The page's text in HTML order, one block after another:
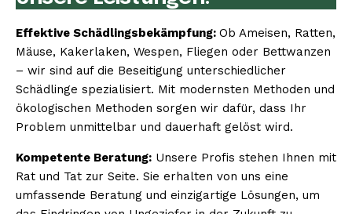
Effektive Schädlingsbekämpfung: Ob Ameisen, Ratten,
Mäuse, Kakerlaken, Wespen, Fliegen oder Bettwanzen
– wir sind auf die Beseitigung unterschiedlicher
Schädlinge spezialisiert. Mit modernsten Methoden und
ökologischen Methoden sorgen wir dafür, dass Ihr
Problem unmittelbar und dauerhaft gelöst wird.
Kompetente Beratung: Unsere Profis stehen Ihnen mit
Rat und Tat zur Seite. Sie erhalten von uns eine
umfassende Beratung und einzigartige Lösungen, um